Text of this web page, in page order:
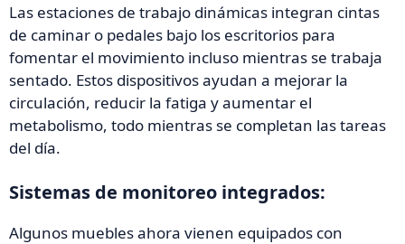
Las estaciones de trabajo dinámicas integran cintas
de caminar o pedales bajo los escritorios para
fomentar el movimiento incluso mientras se trabaja
sentado. Estos dispositivos ayudan a mejorar la
circulación, reducir la fatiga y aumentar el
metabolismo, todo mientras se completan las tareas
del día.
Sistemas de monitoreo integrados:
Algunos muebles ahora vienen equipados con